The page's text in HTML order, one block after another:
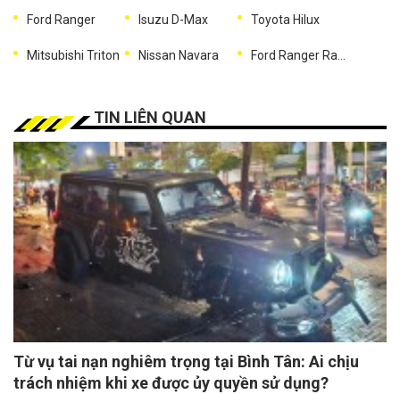
Ford Ranger Isuzu D-Max Toyota Hilux
Mitsubishi Triton Nissan Navara Ford Ranger Raptor
TIN LIÊN QUAN
Từ vụ tai nạn nghiêm trọng tại Bình Tân: Ai chịu
trách nhiệm khi xe được ủy quyền sử dụng?